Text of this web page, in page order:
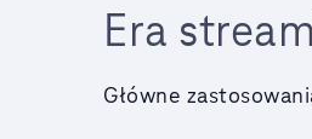
Era
Główne